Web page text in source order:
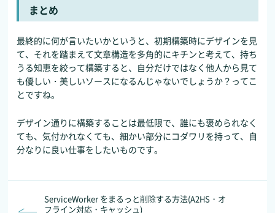
まとめ
最終的に何が言いたいかというと、初期構築時にデザインを見
て、それを踏まえて文章構造を多角的にキチンと考えて、持ち
うる知恵を絞って構築すると、自分だけではなく他人から見て
も優しい・美しいソースになるんじゃないでしょうか？ってこ
とですね。
デザイン通りに構築することは最低限で、誰にも褒められなく
ても、気付かれなくても、細かい部分にコダワリを持って、自
分なりに良い仕事をしたいものです。
ServiceWorker をまるっと削除する方法(A2HS・オ
フライン対応・キャッシュ)